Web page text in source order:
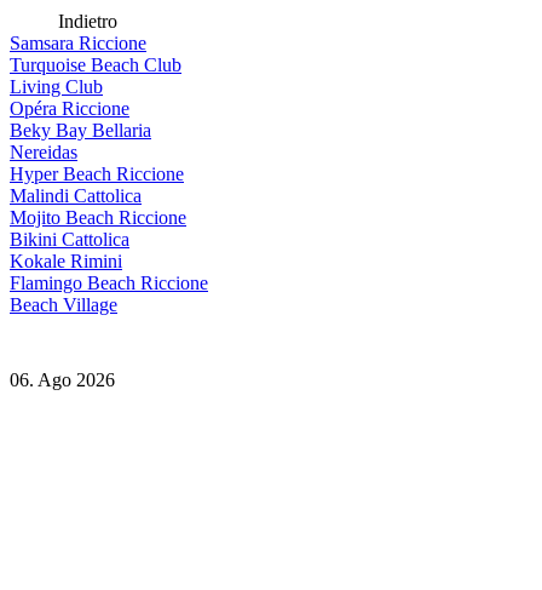
Indietro
Samsara Riccione
Turquoise Beach Club
Living Club
Opéra Riccione
Beky Bay Bellaria
Nereidas
Hyper Beach Riccione
Malindi Cattolica
Mojito Beach Riccione
Bikini Cattolica
Kokale Rimini
Flamingo Beach Riccione
Beach Village
06. Ago 2026